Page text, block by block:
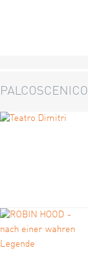
PALCOSCENICO